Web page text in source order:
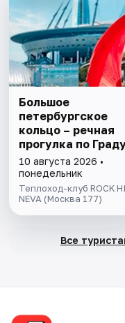
Большое
петербургское
кольцо – речная
прогулка пo
на Неве с
авторской
экскурсией и
музыкой в тёплом
салоне
10 августа 2026 •
понедельник
Теплоход-клуб ROCK
NEVA (Москва 177)
Все